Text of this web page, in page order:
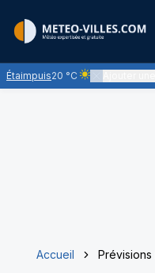
Étaimpuis20 °C
Ciel clair -
Accueil Prévisions